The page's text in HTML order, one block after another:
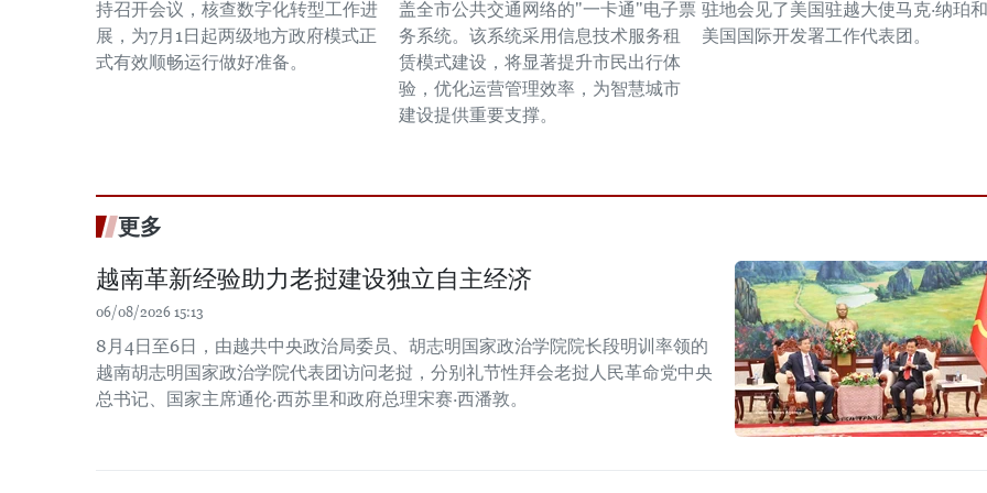
持召开会议，核查数字化转型工作进
展，为7月1日起两级地方政府模式正
式有效顺畅运行做好准备。
盖全市公共交通网络的"一卡通"电子票
务系统。该系统采用信息技术服务租
赁模式建设，将显著提升市民出行体
验，优化运营管理效率，为智慧城市
建设提供重要支撑。
驻地会见了美国驻越大使马克·纳珀和
美国国际开发署工作代表团。
更多
越南革新经验助力老挝建设独立自主经济
06/08/2026 15:13
8月4日至6日，由越共中央政治局委员、胡志明国家政治学院院长段明训率领的
越南胡志明国家政治学院代表团访问老挝，分别礼节性拜会老挝人民革命党中央
总书记、国家主席通伦·西苏里和政府总理宋赛·西潘敦。